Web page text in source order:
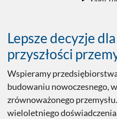
Lepsze decyzje
przyszłości
Wspieramy
budowaniu nowoczesnego,
zrównoważonego
wieloletniego